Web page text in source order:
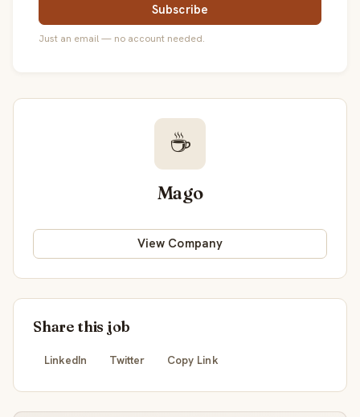
Subscribe
Just an email — no account needed.
☕
Mago
View Company
Share this job
LinkedIn Twitter Copy Link